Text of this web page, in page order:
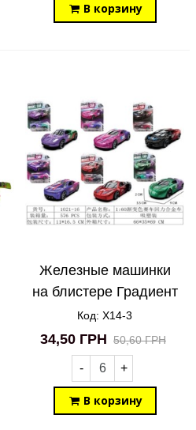
В корзину
Железные машинки
на блистере Градиент
X14-3
Код: X14-3
34,50 ГРН 50,60 ГРН
- +
В корзину